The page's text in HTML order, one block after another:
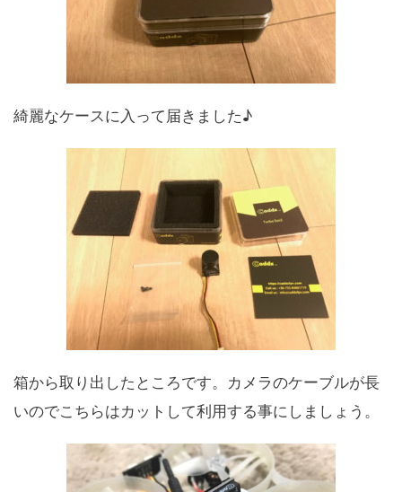
綺麗なケースに入って届きました♪
箱から取り出したところです。カメラのケーブルが長
いのでこちらはカットして利用する事にしましょう。